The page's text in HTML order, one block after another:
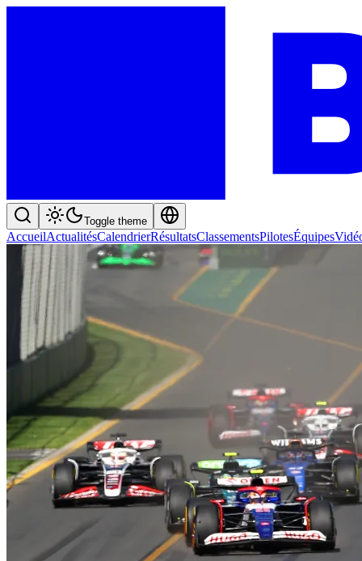
Toggle theme
AccueilActualitésCalendrierRésultatsClassementsPilotesÉquipes